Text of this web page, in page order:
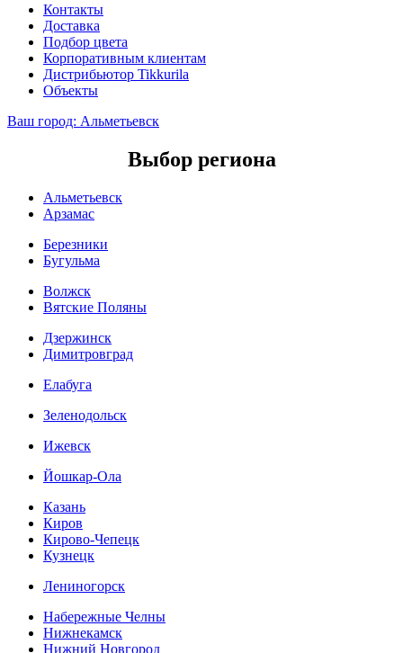
Контакты
Доставка
Подбор цвета
Корпоративным клиентам
Дистрибьютор Tikkurila
Объекты
Ваш город: Альметьевск
Выбор региона
Альметьевск
Арзамас
Березники
Бугульма
Волжск
Вятские Поляны
Дзержинск
Димитровград
Елабуга
Зеленодольск
Ижевск
Йошкар-Ола
Казань
Киров
Кирово-Чепецк
Кузнецк
Лениногорск
Набережные Челны
Нижнекамск
Нижний Новгород